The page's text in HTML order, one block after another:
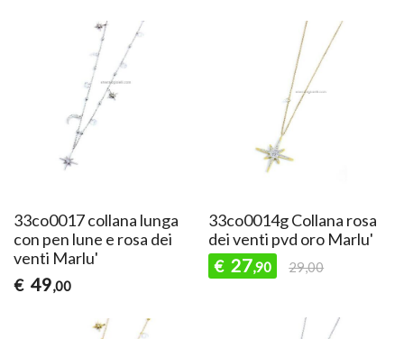
33co0017 collana lunga
con pen lune e rosa dei
venti Marlu'
€ 49,00
33co0014g Collana rosa
dei venti pvd oro Marlu'
€ 27,90 29,00